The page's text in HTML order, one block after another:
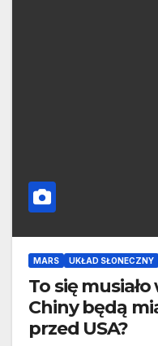
MARS UKŁAD SŁONECZNY
To się
Chiny będą
przed USA?